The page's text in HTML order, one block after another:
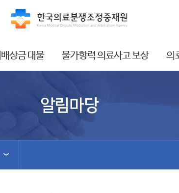
상금 대불 불가항력 의료사고 보상 의
알림마당